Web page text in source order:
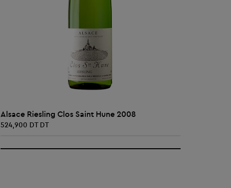
AJOUTER AU PANIER
Alsace Riesling Clos Saint Hune 2008
524,900 DT DT